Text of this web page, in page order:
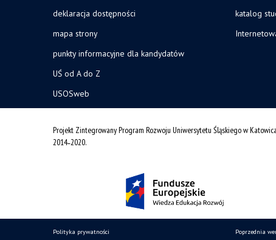
deklaracja dostępności
mapa strony
punkty informacyjne dla kandydatów
UŚ od A do Z
USOSweb
katalog
Projekt Zintegrowany Program Rozwoju Uniwersytetu Śląskiego w
2014˗2020.
Polityka prywatności Poprzednia